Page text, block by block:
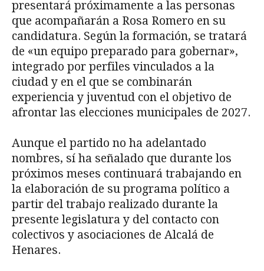
presentará próximamente a las personas
que acompañarán a Rosa Romero en su
candidatura. Según la formación, se tratará
de «un equipo preparado para gobernar»,
integrado por perfiles vinculados a la
ciudad y en el que se combinarán
experiencia y juventud con el objetivo de
afrontar las elecciones municipales de 2027.
Aunque el partido no ha adelantado
nombres, sí ha señalado que durante los
próximos meses continuará trabajando en
la elaboración de su programa político a
partir del trabajo realizado durante la
presente legislatura y del contacto con
colectivos y asociaciones de Alcalá de
Henares.